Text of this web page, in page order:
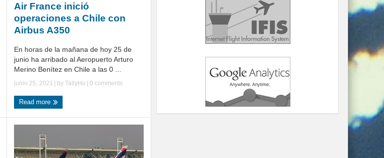
Air France inició
operaciones a Chile con
Airbus A350
En horas de la mañana de hoy 25 de
junio ha arribado al Aeropuerto Arturo
Merino Benítez en Chile a las 0 ...
junio 25, 2021 | by TallyHo | 0 comments
Read more